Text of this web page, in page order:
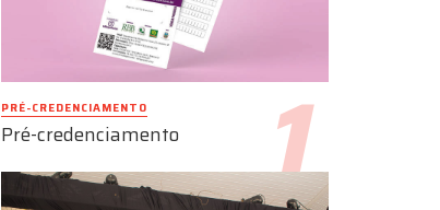
PRÉ-CREDENCIAMENTO
Pré-credenciamento